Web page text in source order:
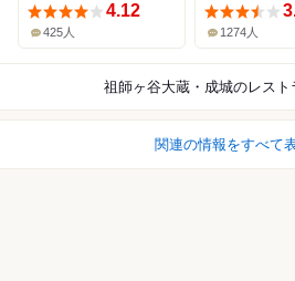
4.12
425人 1274人
祖師ヶ谷大蔵・成城のレスト
関連の情報をすべて